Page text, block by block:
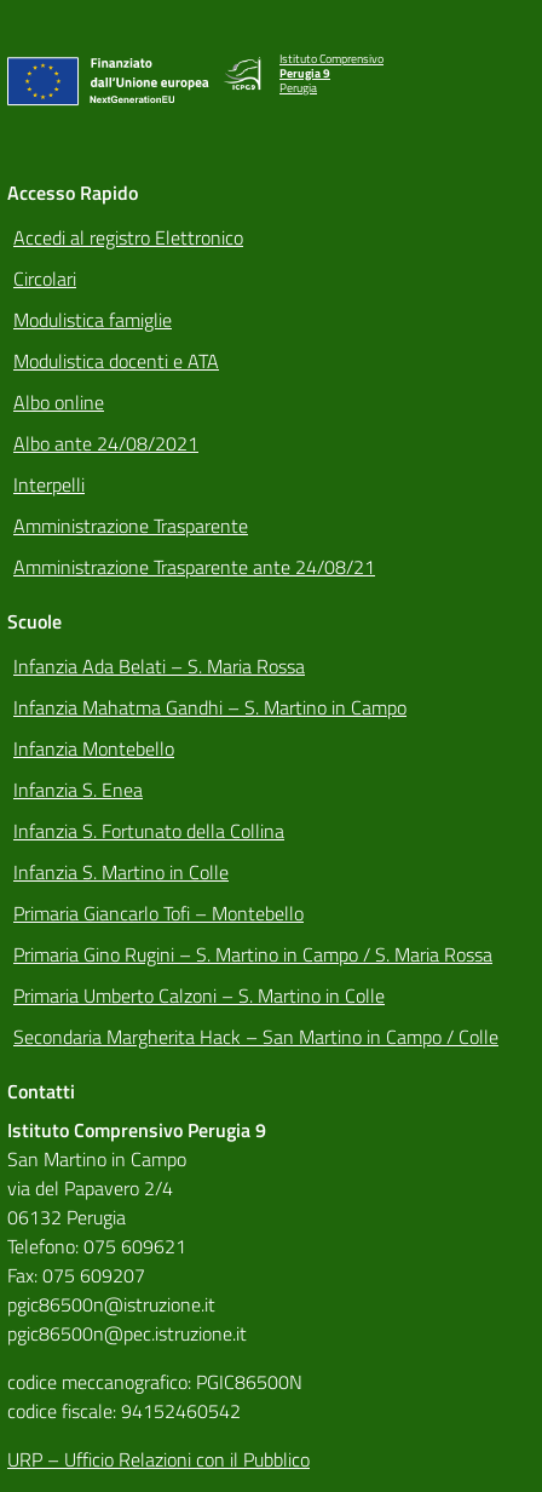
Istituto Comprensivo
Perugia 9
Perugia
Accesso Rapido
Accedi al registro Elettronico
Circolari
Modulistica famiglie
Modulistica docenti e ATA
Albo online
Albo ante 24/08/2021
Interpelli
Amministrazione Trasparente
Amministrazione Trasparente ante 24/08/21
Scuole
Infanzia Ada Belati – S. Maria Rossa
Infanzia Mahatma Gandhi – S. Martino in Campo
Infanzia Montebello
Infanzia S. Enea
Infanzia S. Fortunato della Collina
Infanzia S. Martino in Colle
Primaria Giancarlo Tofi – Montebello
Primaria Gino Rugini – S. Martino in Campo / S. Maria Rossa
Primaria Umberto Calzoni – S. Martino in Colle
Secondaria Margherita Hack – San Martino in Campo / Colle
Contatti
Istituto Comprensivo Perugia 9
San Martino in Campo
via del Papavero 2/4
06132 Perugia
Telefono: 075 609621
Fax: 075 609207
pgic86500n@istruzione.it
pgic86500n@pec.istruzione.it
codice meccanografico: PGIC86500N
codice fiscale: 94152460542
URP – Ufficio Relazioni con il Pubblico